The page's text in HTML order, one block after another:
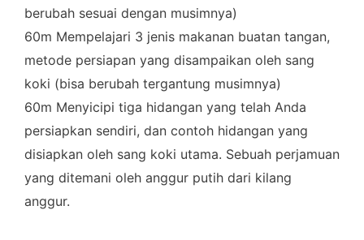
berubah sesuai dengan musimnya)
60m Mempelajari 3 jenis makanan buatan tangan,
metode persiapan yang disampaikan oleh sang
koki (bisa berubah tergantung musimnya)
60m Menyicipi tiga hidangan yang telah Anda
persiapkan sendiri, dan contoh hidangan yang
disiapkan oleh sang koki utama. Sebuah perjamuan
yang ditemani oleh anggur putih dari kilang
anggur.